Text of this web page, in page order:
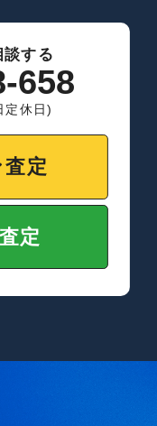
談する
658
定休日)
定
定